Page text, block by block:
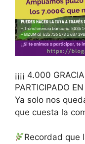
¡¡¡¡ 4.000
PARTICIPADO
Ya solo nos
que cuesta la
Recordad que